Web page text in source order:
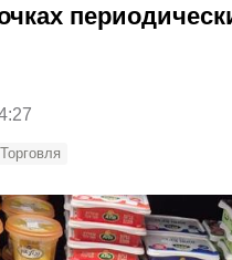
Торговля